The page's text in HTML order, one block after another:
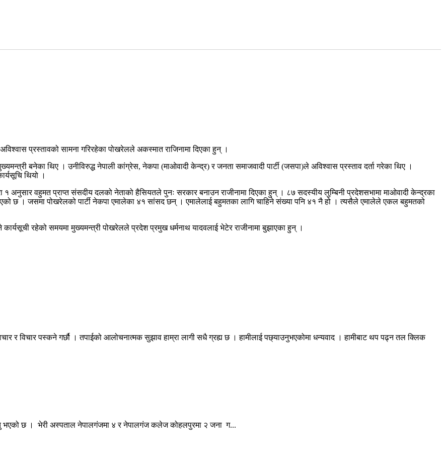
प्रस्तावको सामना गरिरहेका पोखरेलले अकस्मात राजिनामा दिएका हुन् ।
बनेका थिए । उनीविरुद्ध नेपाली कांग्रेस, नेकपा (माओवादी केन्द्र) र जनता समाजवादी पार्टी (जसपा)ले अविश्वास प्रस्ताव दर्ता गरेका थिए ।
थियो ।
१ अनुसार वहुमत प्राप्त संसदीय दलको नेताको हैसियतले पुनः सरकार बनाउन राजीनामा दिएका हुन् । ८७ सदस्यीय लुम्बिनी प्रदेशसभामा माओवादी केन्द्रका
छ । जसमा पोखरेलको पार्टी नेकपा एमालेका ४१ सांसद छन् । एमालेलाई बहुमतका लागि चाहिने संख्या पनि ४१ नै हो । त्यसैले एमालेले एकल बहुमतको
रहेको समयमा मुख्यमन्त्री पोखरेलले प्रदेश प्रमुख धर्मनाथ यादवलाई भेटेर राजीनामा बुझाएका हुन् ।
र विचार पस्कने गर्छौ । तपाईको आलोचनात्मक सुझाव हाम्रा लागी सधै ग्रह्य छ । हामीलाई पछ्याउनुभएकोमा धन्यवाद । हामीबाट थप पढ्न तल क्लिक
भएको छ । भेरी अस्पताल नेपालगंजमा ४ र नेपालगंज कलेज कोहलपुरमा २ जना ग...